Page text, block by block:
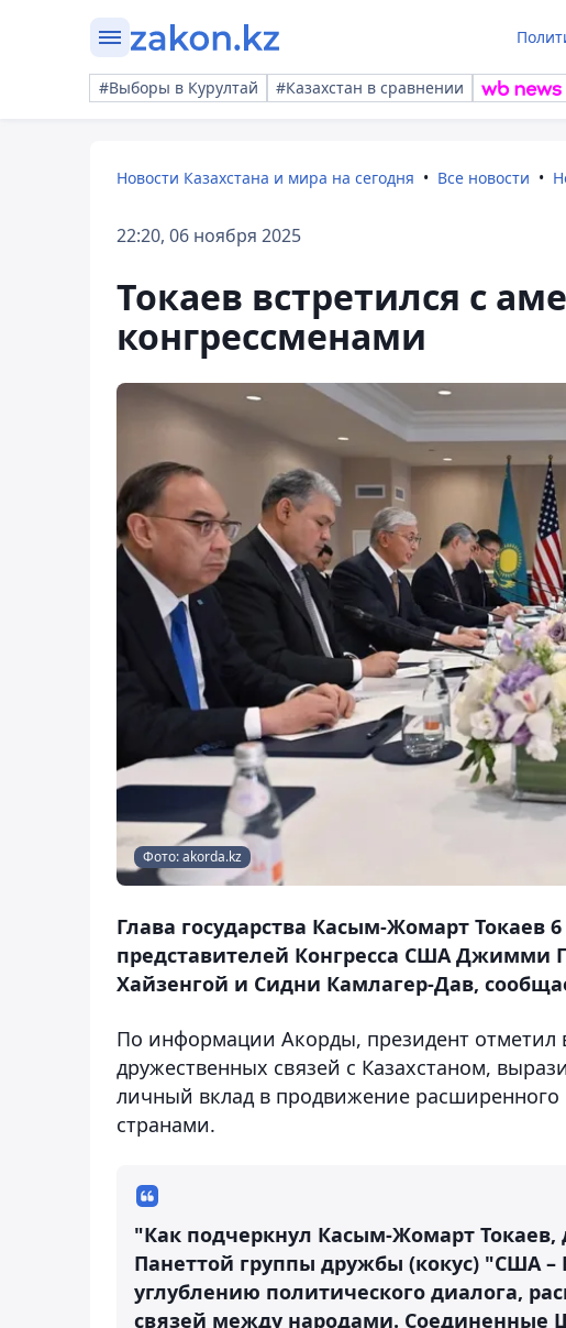
#Выборы в Курултай #Казахстан в сравнении
Новости Казахстана и мира на сегодня Все новости
22:20, 06 ноября 2025
Токаев встретился с
конгрессменами
Фото: akorda.kz
Глава государства Касым-Жомарт Токаев
представителей Конгресса США Джимми
Хайзенгой и Сидни Камлагер-Дав,
По информации Акорды, президент
дружественных связей с Казахстаном,
личный вклад в продвижение расширенного
странами.
"Как подчеркнул Касым-Жомарт
Панеттой группы дружбы (кокус) "США –
углублению политического диалога,
связей между народами. Соединенные